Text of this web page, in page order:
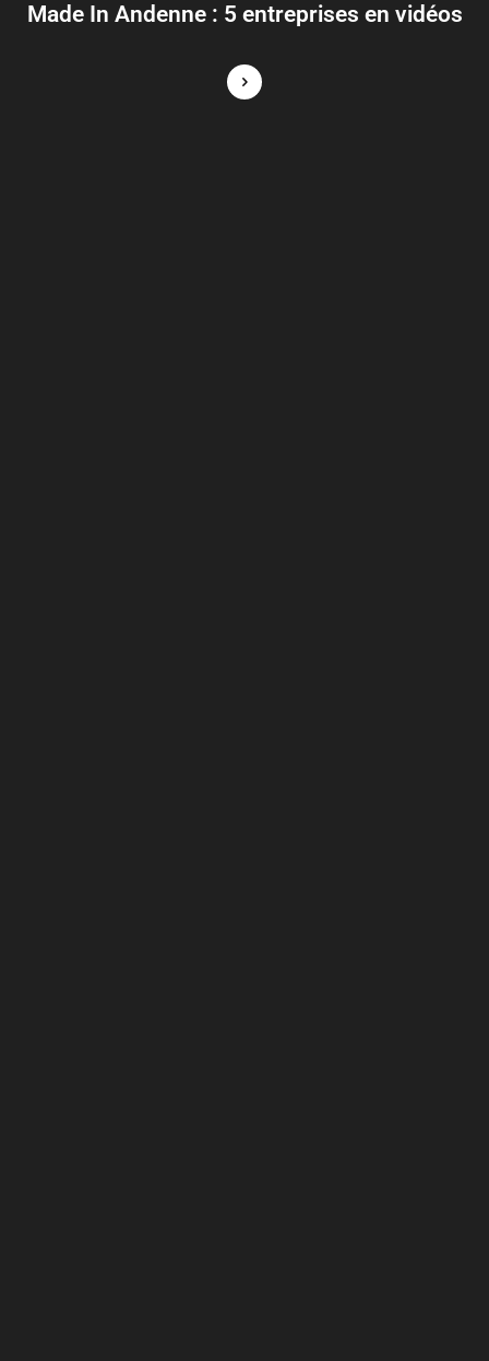
Made In Andenne : 5 entreprises en vidéos